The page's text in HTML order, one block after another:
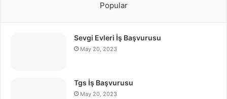
Popular
Sevgi Evleri İş Başvurusu
May 20, 2023
Tgs İş Başvurusu
May 20, 2023